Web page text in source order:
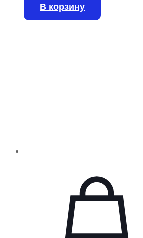
В корзину